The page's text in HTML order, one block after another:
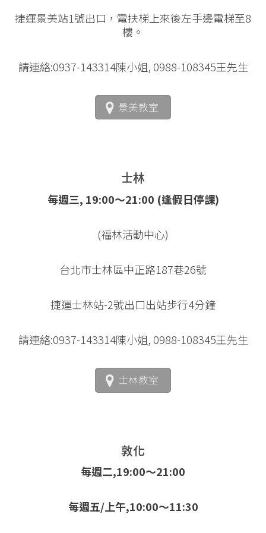
捷運景美站1號出口，電扶梯上來後左手邊電梯至8
樓。
請連絡:0937-143314陳小姐, 0988-108345王先生
景美教室
士林
每週三, 19:00～21:00 (逢假日停課)
(福林活動中心)
台北市士林區中正路187巷26號
捷運士林站-2號出口出站步行4分鐘
請連絡:0937-143314陳小姐, 0988-108345王先生
士林教室
敦化
每週二,19:00～21:00
每週五/上午,10:00～11:30